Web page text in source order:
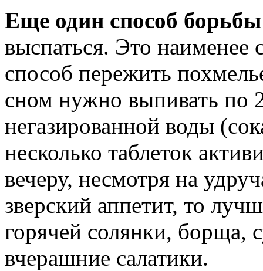
Еще один способ
выспаться. Это наименее
способ пережить
сном нужно выпивать по
негазированной воды
несколько таблеток
вечеру, несмотря на
зверский аппетит, то
горячей солянки, борща,
вчерашние салатики.